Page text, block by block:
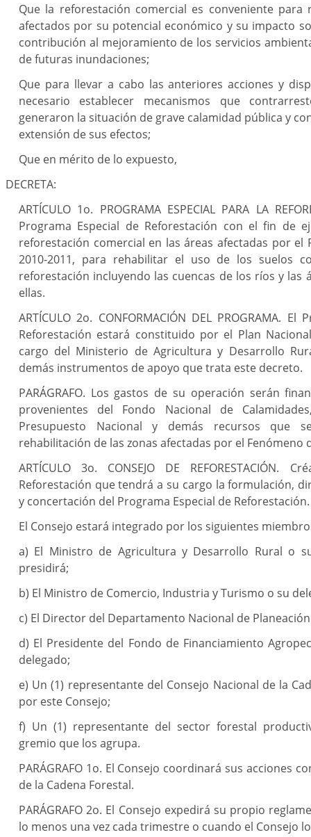
Que la reforestación comercial es conveniente para
afectados por su potencial económico y su impacto
contribución al mejoramiento de los servicios
de futuras inundaciones;
Que para llevar a cabo las anteriores acciones y
necesario establecer mecanismos que
generaron la situación de grave calamidad pública y
extensión de sus efectos;
Que en mérito de lo expuesto,
DECRETA:
ARTÍCULO 1o. PROGRAMA ESPECIAL PARA LA
Programa Especial de Reforestación con el fin de
reforestación comercial en las áreas afectadas por el
2010-2011, para rehabilitar el uso de los suelos
reforestación incluyendo las cuencas de los ríos y las
ellas.
ARTÍCULO 2o. CONFORMACIÓN DEL PROGRAMA.
Reforestación estará constituido por el Plan
cargo del Ministerio de Agricultura y Desarrollo
demás instrumentos de apoyo que trata este decreto.
PARÁGRAFO. Los gastos de su operación serán
provenientes del Fondo Nacional de
Presupuesto Nacional y demás recursos que
rehabilitación de las zonas afectadas por el Fenómeno
ARTÍCULO 3o. CONSEJO DE REFORESTACIÓN.
Reforestación que tendrá a su cargo la formulación,
y concertación del Programa Especial de Reforestación.
El Consejo estará integrado por los siguientes
a) El Ministro de Agricultura y Desarrollo Rural o
presidirá;
b) El Ministro de Comercio, Industria y Turismo o su
c) El Director del Departamento Nacional de
d) El Presidente del Fondo de Financiamiento
delegado;
e) Un (1) representante del Consejo Nacional de la
por este Consejo;
f) Un (1) representante del sector forestal
gremio que los agrupa.
PARÁGRAFO 1o. El Consejo coordinará sus acciones
de la Cadena Forestal.
PARÁGRAFO 2o. El Consejo expedirá su propio
lo menos una vez cada trimestre o cuando el Consejo